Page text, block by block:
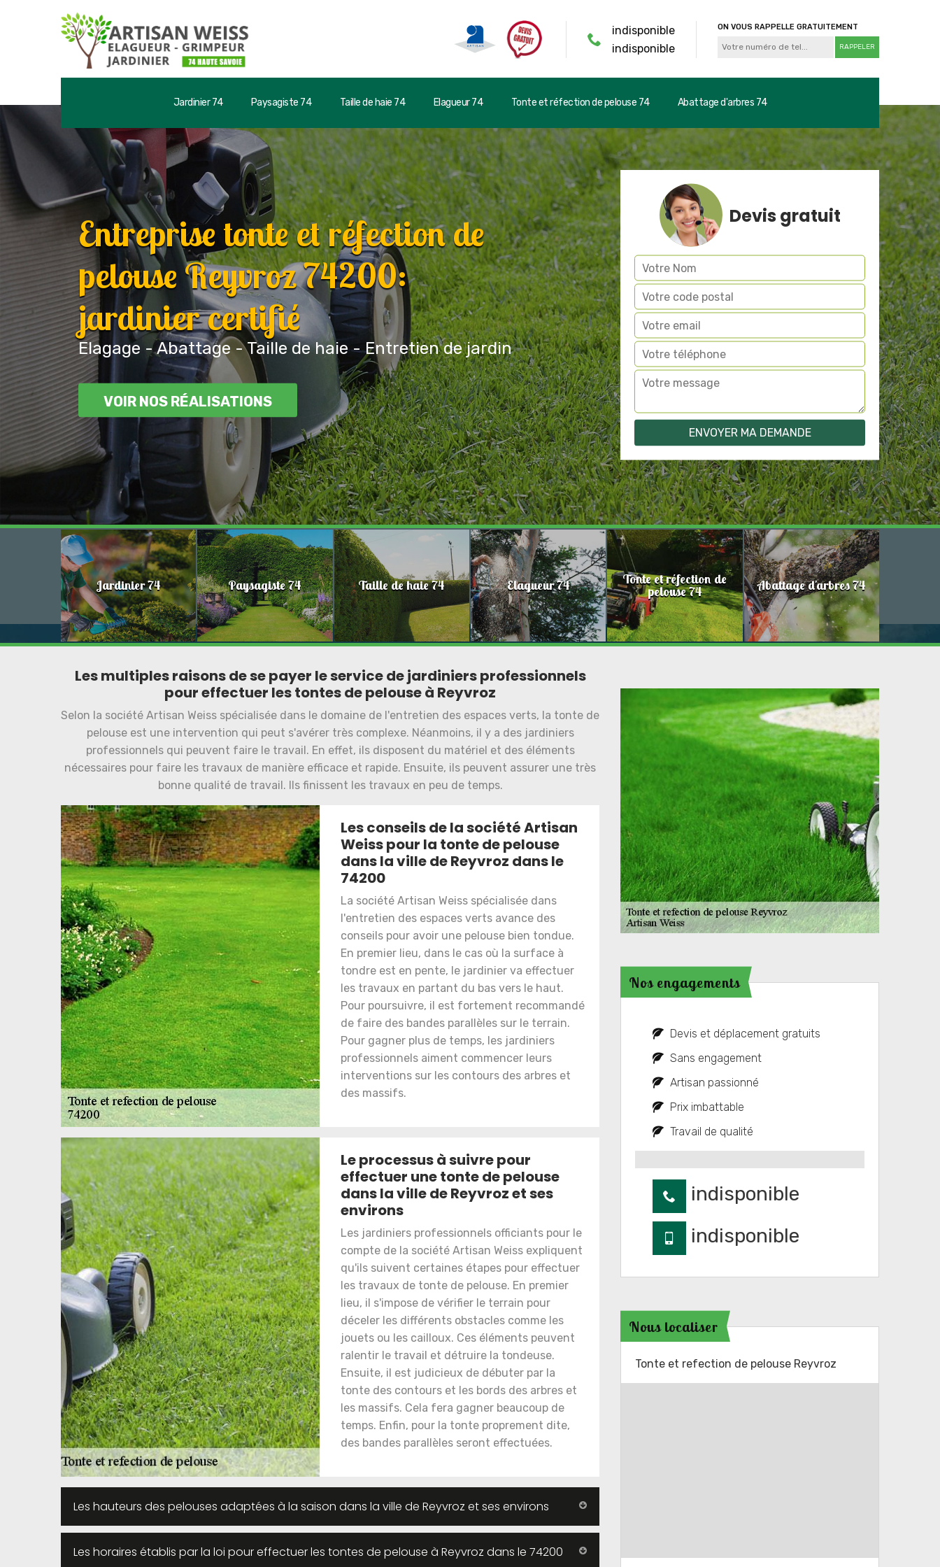
indisponible
indisponible
ON VOUS RAPPELLE GRATUITEMENT
Jardinier 74 Paysagiste 74 Taille de haie 74 Elagueur 74 Tonte et réfection de pelouse 74 Abattage d'arbres 74
Entreprise tonte et réfection de
pelouse Reyvroz 74200:
jardinier certifié
Elagage - Abattage - Taille de haie - Entretien de jardin
VOIR NOS RÉALISATIONS
Devis gratuit
Jardinier 74 Paysagiste 74 Taille de haie 74 Elagueur 74 Tonte et réfection de
pelouse 74 Abattage d'arbres 74
Les multiples raisons de se payer le service de jardiniers professionnels
pour effectuer les tontes de pelouse à Reyvroz
Selon la société Artisan Weiss spécialisée dans le domaine de l'entretien des espaces verts, la tonte de
pelouse est une intervention qui peut s'avérer très complexe. Néanmoins, il y a des jardiniers
professionnels qui peuvent faire le travail. En effet, ils disposent du matériel et des éléments
nécessaires pour faire les travaux de manière efficace et rapide. Ensuite, ils peuvent assurer une très
bonne qualité de travail. Ils finissent les travaux en peu de temps.
Les conseils de la société Artisan
Weiss pour la tonte de pelouse
dans la ville de Reyvroz dans le
74200
La société Artisan Weiss spécialisée dans
l'entretien des espaces verts avance des
conseils pour avoir une pelouse bien tondue.
En premier lieu, dans le cas où la surface à
tondre est en pente, le jardinier va effectuer
les travaux en partant du bas vers le haut.
Pour poursuivre, il est fortement recommandé
de faire des bandes parallèles sur le terrain.
Pour gagner plus de temps, les jardiniers
professionnels aiment commencer leurs
interventions sur les contours des arbres et
des massifs.
Le processus à suivre pour
effectuer une tonte de pelouse
dans la ville de Reyvroz et ses
environs
Les jardiniers professionnels officiants pour le
compte de la société Artisan Weiss expliquent
qu'ils suivent certaines étapes pour effectuer
les travaux de tonte de pelouse. En premier
lieu, il s'impose de vérifier le terrain pour
déceler les différents obstacles comme les
jouets ou les cailloux. Ces éléments peuvent
ralentir le travail et détruire la tondeuse.
Ensuite, il est judicieux de débuter par la
tonte des contours et les bords des arbres et
les massifs. Cela fera gagner beaucoup de
temps. Enfin, pour la tonte proprement dite,
des bandes parallèles seront effectuées.
Les hauteurs des pelouses adaptées à la saison dans la ville de Reyvroz et ses environs
Les horaires établis par la loi pour effectuer les tontes de pelouse à Reyvroz dans le 74200
Nos engagements
Devis et déplacement gratuits
Sans engagement
Artisan passionné
Prix imbattable
Travail de qualité
indisponible
indisponible
Nous localiser
Tonte et refection de pelouse Reyvroz